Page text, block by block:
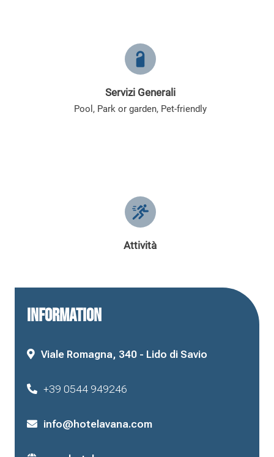
Servizi Generali
Pool , Park or garden, Pet-friendly
Attività
INFORMATION
Viale Romagna, 340 - Lido di Savio
+39 0544 949246
info@hotelavana.com